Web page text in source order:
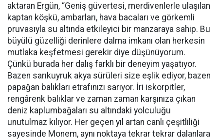
aktaran Ergün, “Geniş güvertesi, merdivenlerle ulaşılan
kaptan köşkü, ambarları, hava bacaları ve görkemli
pruvasıyla su altında etkileyici bir manzaraya sahip. Bu
büyülü güzelliği derinlere dalma imkanı olan herkesin
mutlaka keşfetmesi gerekir diye düşünüyorum.
Çünkü burada her dalış farklı bir deneyim yaşatıyor.
Bazen sarıkuyruk akya sürüleri size eşlik ediyor, bazen
papağan balıkları etrafınızı sarıyor. İri iskorpitler,
rengârenk balıklar ve zaman zaman karşınıza çıkan
deniz kaplumbağaları su altındaki yolculuğu
unutulmaz kılıyor. Her geçen yıl artan canlı çeşitliliği
sayesinde Monem, aynı noktaya tekrar tekrar dalanlara